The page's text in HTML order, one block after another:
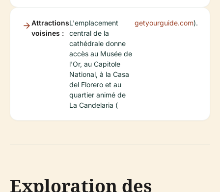
Attractions
voisines :
L'emplacement
central de la
cathédrale donne
accès au Musée de
l'Or, au Capitole
National, à la Casa
del Florero et au
quartier animé de
La Candelaria (
getyourguide.com).
Exploration des